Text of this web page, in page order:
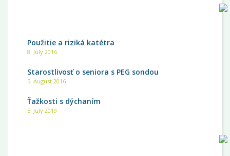
Použitie a riziká katétra
8. July 2016
Starostlivosť o seniora s PEG sondou
5. August 2016
Ťažkosti s dýchaním
5. July 2019